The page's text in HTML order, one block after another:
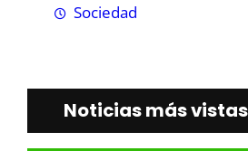
Sociedad
Noticias más vistas